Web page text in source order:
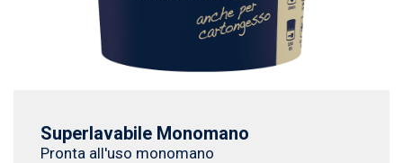
Superlavabile Monomano
Pronta all'uso monomano